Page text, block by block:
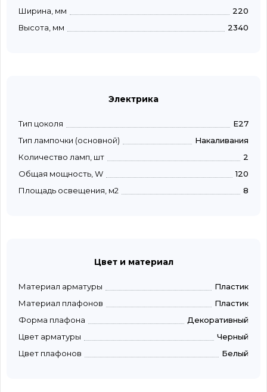
Ширина, мм
220
Высота, мм
2340
Электрика
Тип цоколя
E27
Тип лампочки (основной)
Накаливания
Количество ламп, шт
2
Общая мощность, W
120
Площадь освещения, м2
8
Цвет и материал
Материал арматуры
Пластик
Материал плафонов
Пластик
Форма плафона
Декоративный
Цвет арматуры
Черный
Цвет плафонов
Белый